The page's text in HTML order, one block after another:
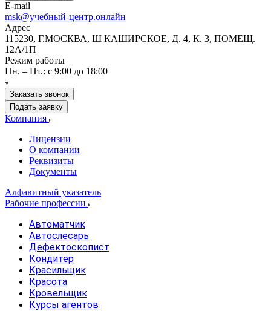
E-mail
msk@учебный-центр.онлайн
Адрес
115230, Г.МОСКВА, Ш КАШИРСКОЕ, Д. 4, К. 3, ПОМЕЩ.
12А/1П
Режим работы
Пн. – Пт.: с 9:00 до 18:00
Заказать звонок
Подать заявку
Компания
Лицензии
О компании
Реквизиты
Документы
Алфавитный указатель
Рабочие профессии
Автоматчик
Автослесарь
Дефектоскопист
Кондитер
Красильщик
Красота
Кровельщик
Курсы агентов